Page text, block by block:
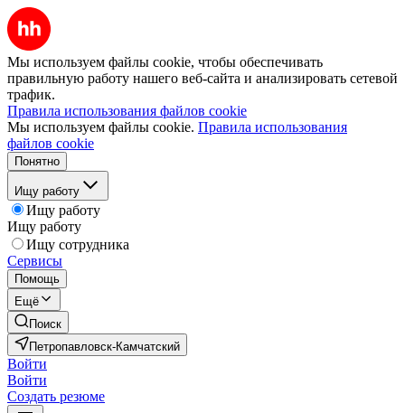
Мы используем файлы cookie, чтобы обеспечивать
правильную работу нашего веб-сайта и анализировать сетевой
трафик.
Правила использования файлов cookie
Мы используем файлы cookie. Правила использования
файлов cookie
Понятно
Ищу работу
Ищу работу
Ищу работу
Ищу сотрудника
Сервисы
Помощь
Ещё
Поиск
Петропавловск-Камчатский
Войти
Войти
Создать резюме